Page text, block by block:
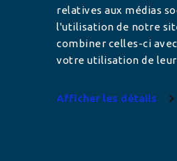
relatives aux médias
l'utilisation de notre
combiner celles-ci
votre utilisation de
Afficher les détails